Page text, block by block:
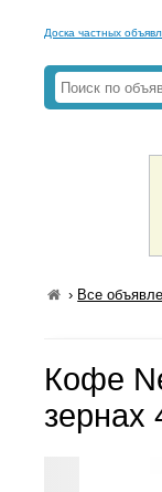
Доска частных
› Все
Кофе
зернах